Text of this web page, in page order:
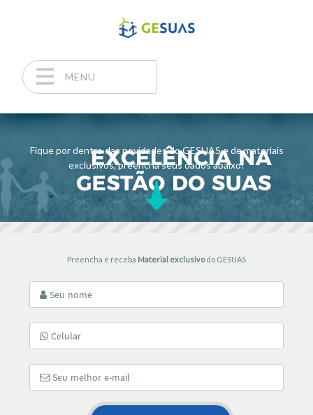
MENU
Fique por dentro das novidades do GESUAS e de materiais
exclusivos, preencha seus dados abaixo!
Preencha e receba Material exclusivodo GESUAS